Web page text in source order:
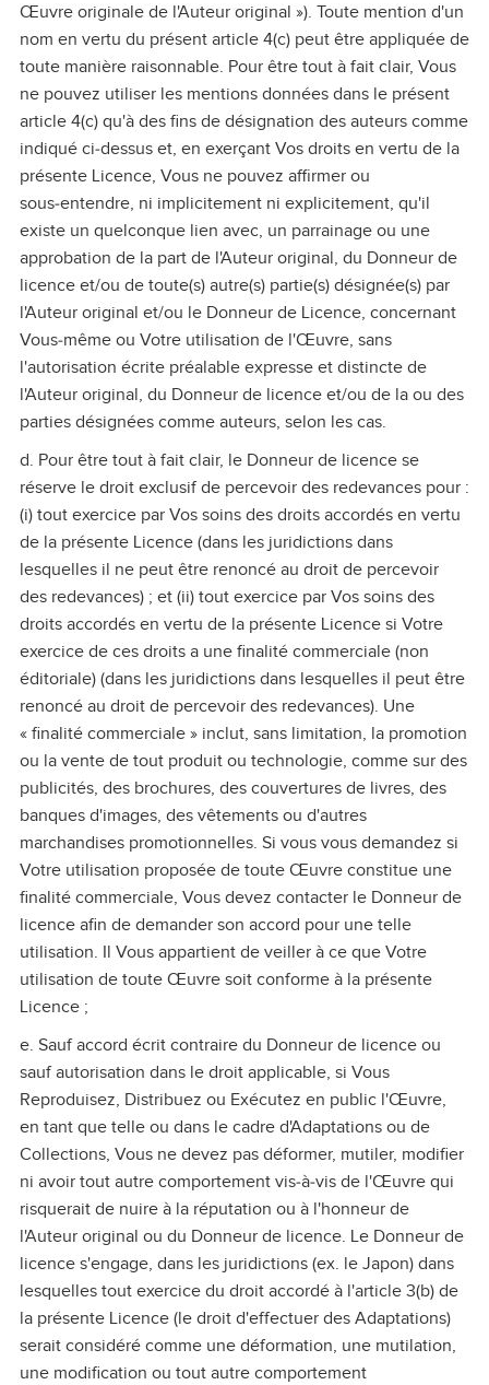
Œuvre originale de l'Auteur original »). Toute mention d'un
nom en vertu du présent article 4(c) peut être appliquée de
toute manière raisonnable. Pour être tout à fait clair, Vous
ne pouvez utiliser les mentions données dans le présent
article 4(c) qu'à des fins de désignation des auteurs comme
indiqué ci‑dessus et, en exerçant Vos droits en vertu de la
présente Licence, Vous ne pouvez affirmer ou
sous‑entendre, ni implicitement ni explicitement, qu'il
existe un quelconque lien avec, un parrainage ou une
approbation de la part de l'Auteur original, du Donneur de
licence et/ou de toute(s) autre(s) partie(s) désignée(s) par
l'Auteur original et/ou le Donneur de Licence, concernant
Vous‑même ou Votre utilisation de l'Œuvre, sans
l'autorisation écrite préalable expresse et distincte de
l'Auteur original, du Donneur de licence et/ou de la ou des
parties désignées comme auteurs, selon les cas.
d. Pour être tout à fait clair, le Donneur de licence se
réserve le droit exclusif de percevoir des redevances pour :
(i) tout exercice par Vos soins des droits accordés en vertu
de la présente Licence (dans les juridictions dans
lesquelles il ne peut être renoncé au droit de percevoir
des redevances) ; et (ii) tout exercice par Vos soins des
droits accordés en vertu de la présente Licence si Votre
exercice de ces droits a une finalité commerciale (non
éditoriale) (dans les juridictions dans lesquelles il peut être
renoncé au droit de percevoir des redevances). Une
« finalité commerciale » inclut, sans limitation, la promotion
ou la vente de tout produit ou technologie, comme sur des
publicités, des brochures, des couvertures de livres, des
banques d'images, des vêtements ou d'autres
marchandises promotionnelles. Si vous vous demandez si
Votre utilisation proposée de toute Œuvre constitue une
finalité commerciale, Vous devez contacter le Donneur de
licence afin de demander son accord pour une telle
utilisation. Il Vous appartient de veiller à ce que Votre
utilisation de toute Œuvre soit conforme à la présente
Licence ;
e. Sauf accord écrit contraire du Donneur de licence ou
sauf autorisation dans le droit applicable, si Vous
Reproduisez, Distribuez ou Exécutez en public l'Œuvre,
en tant que telle ou dans le cadre d'Adaptations ou de
Collections, Vous ne devez pas déformer, mutiler, modifier
ni avoir tout autre comportement vis‑à‑vis de l'Œuvre qui
risquerait de nuire à la réputation ou à l'honneur de
l'Auteur original ou du Donneur de licence. Le Donneur de
licence s'engage, dans les juridictions (ex. le Japon) dans
lesquelles tout exercice du droit accordé à l'article 3(b) de
la présente Licence (le droit d'effectuer des Adaptations)
serait considéré comme une déformation, une mutilation,
une modification ou tout autre comportement